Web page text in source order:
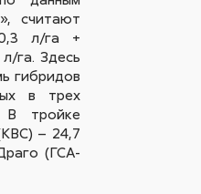
считают
л/га +
га. Здесь
гибридов
в трех
В тройке
– 24,7
(ГСА-